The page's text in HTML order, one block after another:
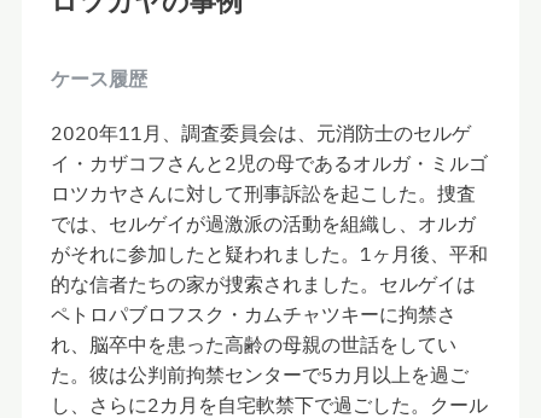
ケース履歴
2020年11月、調査委員会は、元消防士のセルゲ
イ・カザコフさんと2児の母であるオルガ・ミルゴ
ロツカヤさんに対して刑事訴訟を起こした。捜査
では、セルゲイが過激派の活動を組織し、オルガ
がそれに参加したと疑われました。1ヶ月後、平和
的な信者たちの家が捜索されました。セルゲイは
ペトロパブロフスク・カムチャツキーに拘禁さ
れ、脳卒中を患った高齢の母親の世話をしてい
た。彼は公判前拘禁センターで5カ月以上を過ご
し、さらに2カ月を自宅軟禁下で過ごした。クール